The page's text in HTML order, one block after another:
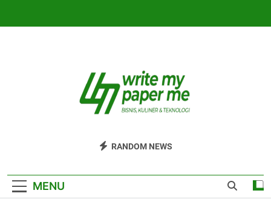
Bisnis, Kuliner, Teknologi
RANDOM NEWS
MENU